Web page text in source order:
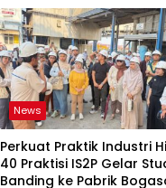
News
Perkuat Praktik Industri
40 Praktisi IS2P Gelar
Banding ke Pabrik